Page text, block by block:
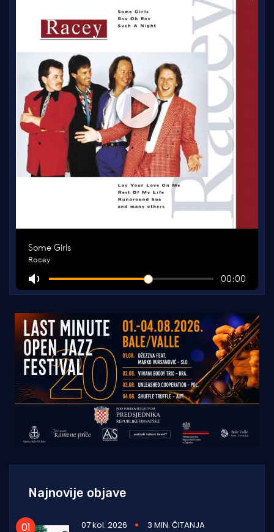
Najnovije objave
07 kol. 2026
3 MIN. ČITANJA